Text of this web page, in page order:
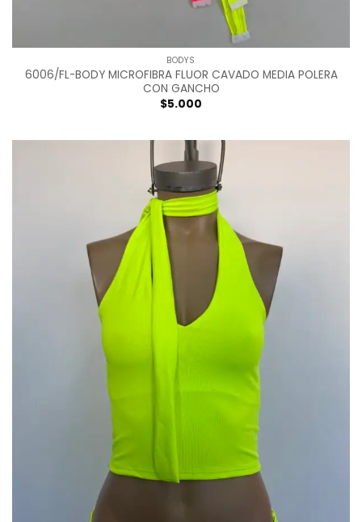
BODYS
6006/FL-BODY MICROFIBRA FLUOR CAVADO MEDIA POLERA
CON GANCHO
$5.000